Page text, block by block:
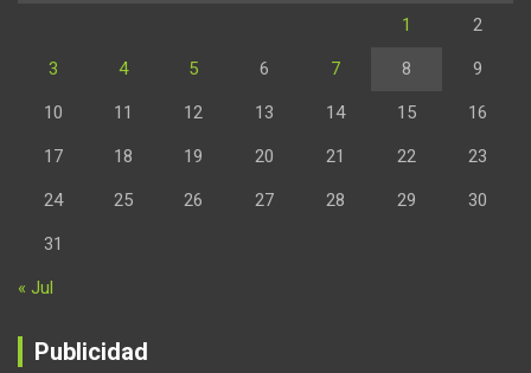
1 2
3 4 5 6 7 8 9
10 11 12 13 14 15 16
17 18 19 20 21 22 23
24 25 26 27 28 29 30
31
« Jul
Publicidad